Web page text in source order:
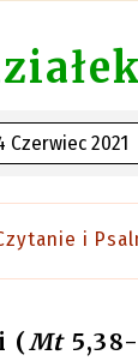
Czerwiec 2021
i
(Mt